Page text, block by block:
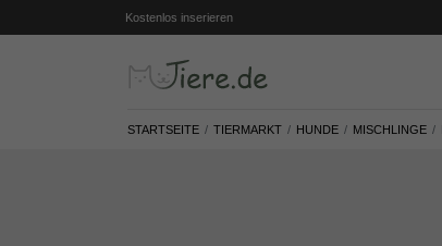
Kostenlos inserieren
STARTSEITE TIERMARKT HUNDE MISCHLINGE